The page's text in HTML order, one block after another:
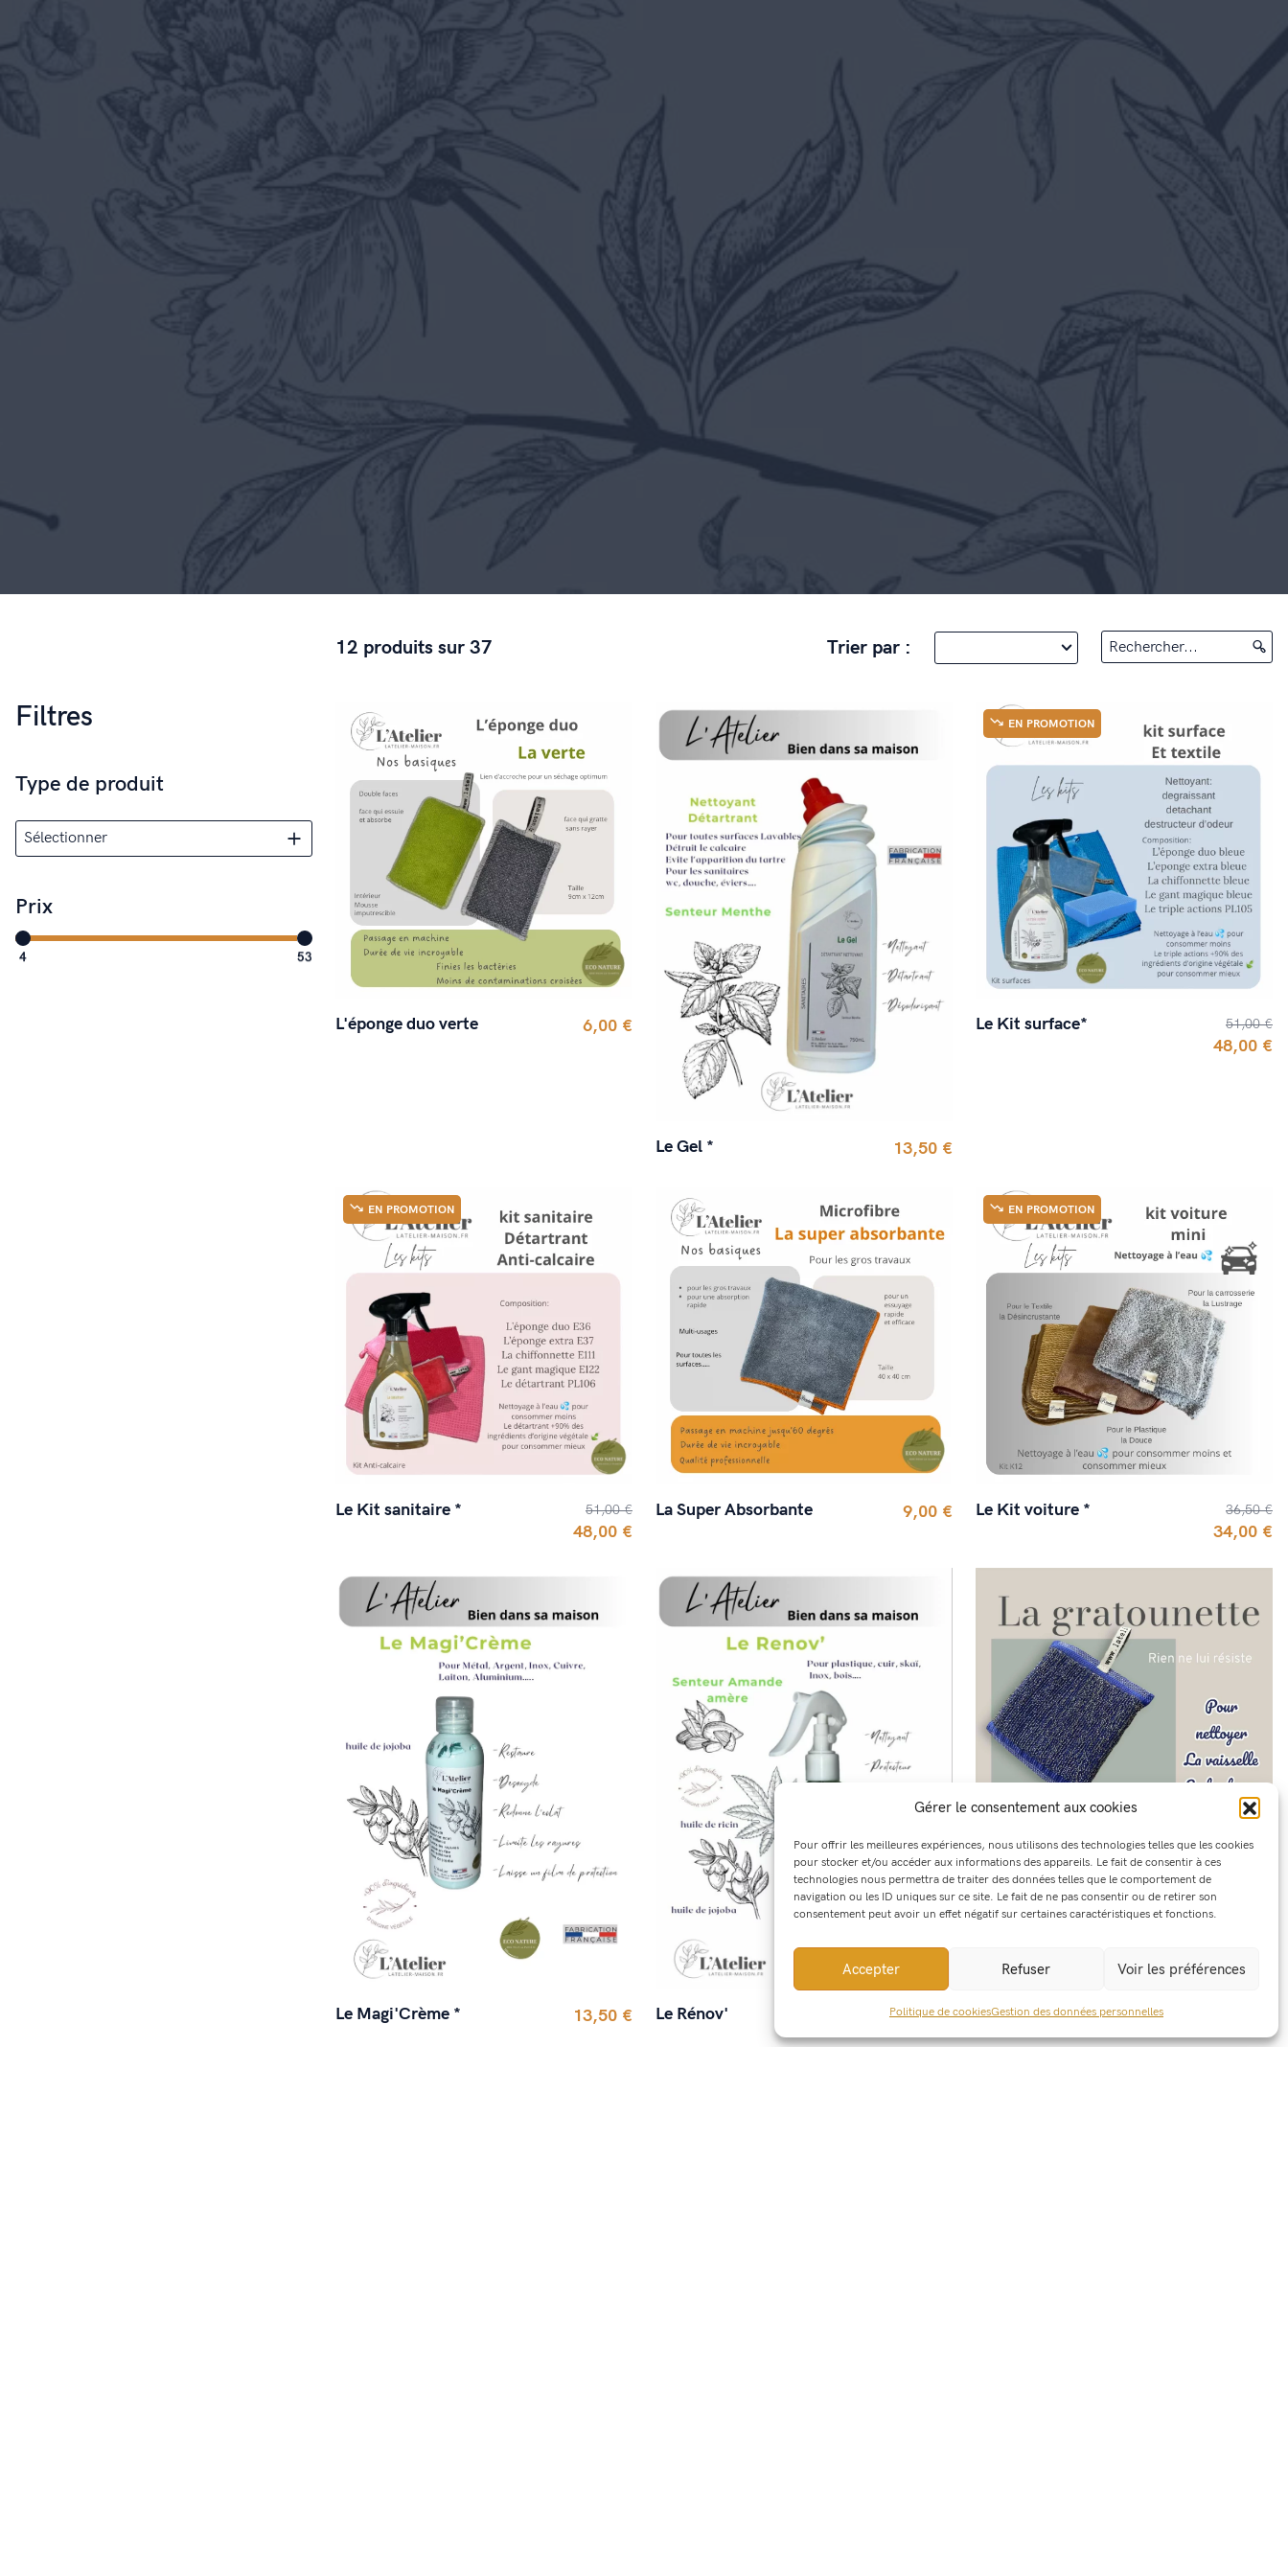
Gérer le consentement aux cookies
Pour offrir les meilleures expériences, nous utilisons des technologies telles que les cookies
pour stocker et/ou accéder aux informations des appareils. Le fait de consentir à ces
technologies nous permettra de traiter des données telles que le comportement de
navigation ou les ID uniques sur ce site. Le fait de ne pas consentir ou de retirer son
consentement peut avoir un effet négatif sur certaines caractéristiques et fonctions.
Accepter Refuser Voir les préférences
Politique de cookiesGestion des données personnelles
12 produits sur 37 Trier par : Rechercher...
Filtres
Type de produit
Sélectionner
Prix
4 53
L'éponge duo verte 6,00 €
Le Gel * 13,50 €
EN PROMOTION
Le Kit surface* 51,00 €
48,00 €
EN PROMOTION
Le Kit sanitaire * 51,00 €
48,00 €
La Super Absorbante 9,00 €
EN PROMOTION
Le Kit voiture * 36,50 €
34,00 €
Le Magi'Crème * 13,50 € Le Rénov' 15,00 €
La Gratounette *